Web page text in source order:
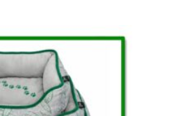
desde
12,70€
hasta
24,50€